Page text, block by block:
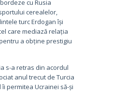
cu Rusia
cerealelor,
turc Erdogan își
care mediază relația
a obține prestigiu
s-a retras din acordul
anul trecut de Turcia
îi permitea Ucrainei să-și